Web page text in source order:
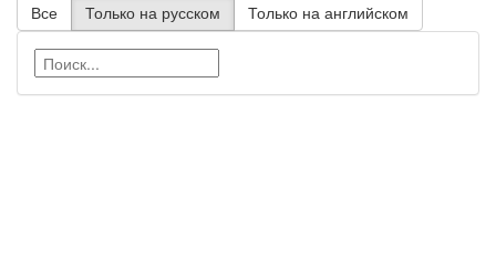
Все Только на русском Только на английском